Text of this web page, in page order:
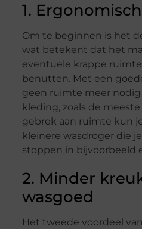
1.
Om te beginnen is het
wat betekent dat het
eventuele krappe
benutten. Met een
geen ruimte meer
kleding, zoals de
gebrek aan ruimte kun
kleinere wasdroger die
stoppen in bijvoorbeeld
2. Minder
wasgoed
Het tweede voordeel